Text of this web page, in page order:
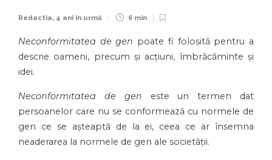
Redactia, 4 ani în urmă 6 min
Neconformitatea de gen poate fi folosită pentru a
descrie oameni, precum și acțiuni, îmbrăcăminte și
idei.
Neconformitatea de gen este un termen dat
persoanelor care nu se conformează cu normele de
gen ce se așteaptă de la ei, ceea ce ar însemna
neaderarea la normele de gen ale societății.